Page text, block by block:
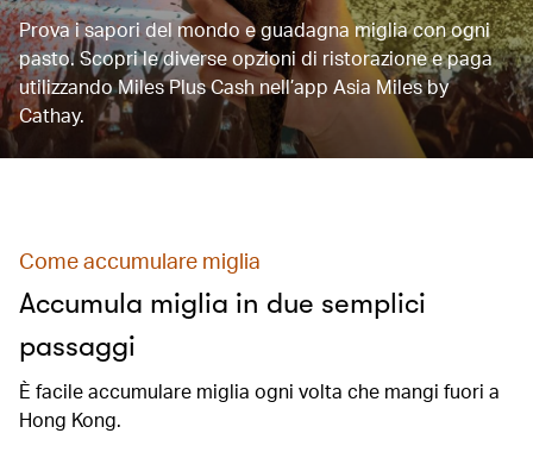
Prova i sapori del mondo e guadagna miglia con ogni
pasto. Scopri le diverse opzioni di ristorazione e paga
utilizzando Miles Plus Cash nell’app Asia Miles by
Cathay.
Come accumulare miglia
Accumula miglia in due semplici
passaggi
È facile accumulare miglia ogni volta che mangi fuori a
Hong Kong.